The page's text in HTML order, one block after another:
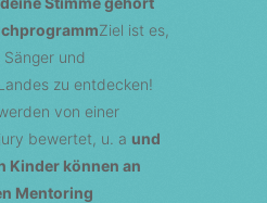
Ziel ist es,
und
zu entdecken!
von einer
bewertet, u. a und
Kinder können an
Mentoring